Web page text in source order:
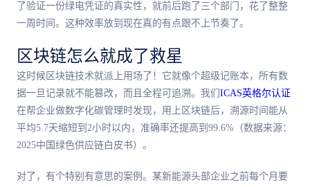
了验证一份绿电凭证的真实性，就前后跑了三个部门，花了整整
一周时间。这种效率放到现在真的有点跟不上节奏了。
区块链怎么就成了救星
这时候区块链技术就派上用场了！它就像个超级记账本，所有数
据一旦记录就不能篡改，而且全程可追溯。我们ICAS英格尔认证
在帮企业做数字化碳管理时发现，用上区块链后，溯源时间能从
平均5.7天缩短到2小时以内，准确率还提高到99.6%（数据来源：
2025中国绿色供应链白皮书）。
对了，有个特别有意思的案例。某新能源头部企业之前每个月要